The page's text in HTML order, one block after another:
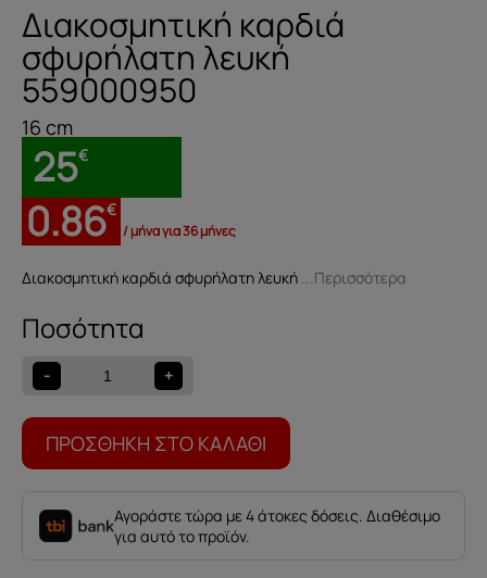
Διακοσμητική καρδιά
σφυρήλατη λευκή
559000950
16 cm
25€
0.86€
/ μήνα για 36 μήνες
Διακοσμητική καρδιά σφυρήλατη λευκή ...Περισσότερα
-
Διακοσμητική
καρδιά
σφυρήλατη
λευκή
ποσότητα
+
ΠΡΟΣΘΉΚΗ ΣΤΟ ΚΑΛΆΘΙ
Αγοράστε τώρα με 4 άτοκες δόσεις. Διαθέσιμο
για αυτό το προϊόν.